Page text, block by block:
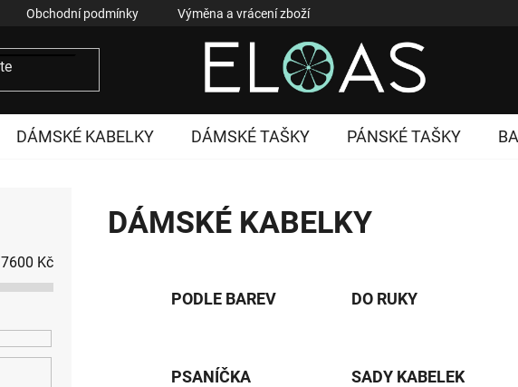
Obchodní podmínky Výměna a vrácení zboží
DÁMSKÉ KABELKY DÁMSKÉ TAŠKY PÁNSKÉ TAŠKY
7600 Kč
DÁMSKÉ KABELKY
PODLE BAREV DO RUKY
PSANÍČKA SADY KABELEK